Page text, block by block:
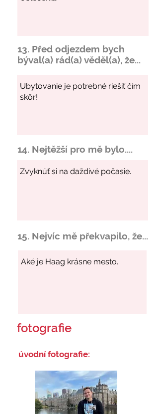
13. Před odjezdem bych
býval(a) rád(a) věděl(a), že...
14. Nejtěžší pro mě bylo....
15. Nejvíc mě překvapilo, že...
fotografie
úvodní fotografie: